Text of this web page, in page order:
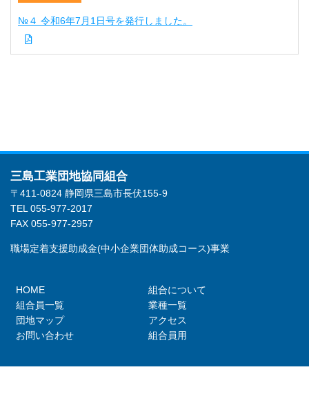
№４ 令和6年7月1日号を発行しました。
三島工業団地協同組合
〒411-0824 静岡県三島市長伏155-9
TEL 055-977-2017
FAX 055-977-2957
職場定着支援助成金(中小企業団体助成コース)事業
HOME
組合について
組合員一覧
業種一覧
団地マップ
アクセス
お問い合わせ
組合員用